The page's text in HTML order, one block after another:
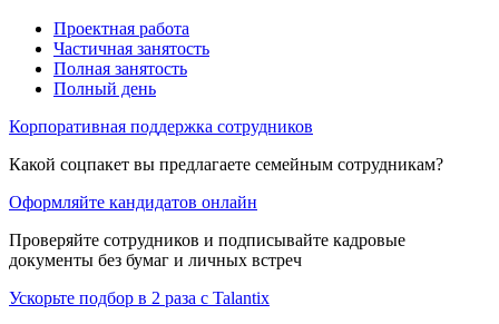
Проектная работа
Частичная занятость
Полная занятость
Полный день
Корпоративная поддержка сотрудников
Какой соцпакет вы предлагаете семейным сотрудникам?
Оформляйте кандидатов онлайн
Проверяйте сотрудников и подписывайте кадровые
документы без бумаг и личных встреч
Ускорьте подбор в 2 раза с Talantix